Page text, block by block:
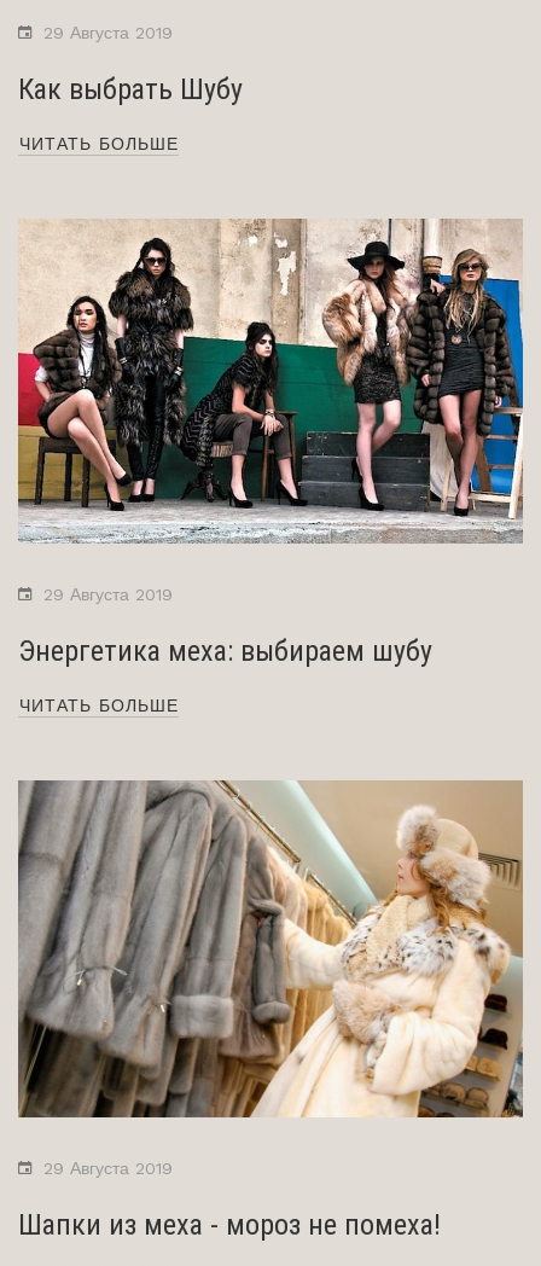
29 Августа 2019
Как выбрать Шубу
ЧИТАТЬ БОЛЬШЕ
29 Августа 2019
Энергетика меха: выбираем шубу
ЧИТАТЬ БОЛЬШЕ
29 Августа 2019
Шапки из меха - мороз не помеха!